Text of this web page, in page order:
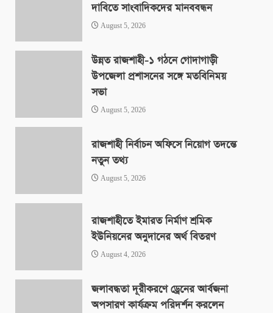
দাবিতে সাংবাদিকদের মানববন্ধন
August 5, 2026
উন্নত রাজশাহী-১ গঠনে গোদাগাড়ী
উপজেলা প্রশাসনের সঙ্গে মতবিনিময়
সভা
August 5, 2026
রাজশাহী নির্বাচন অফিসে নিয়োগ তদন্তে
নতুন তথ্য
August 5, 2026
রাজশাহীতে ইমারত নির্মাণ শ্রমিক
ইউনিয়নের অনুদানের অর্থ বিতরণ
August 4, 2026
জলাবদ্ধতা দূরীকরণে ড্রেনের আর্বজনা
অপসারণ কার্যক্রম পরিদর্শন করলেন